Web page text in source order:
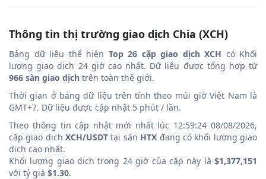
Thông tin thị trường giao dịch Chia (XCH)
Bảng dữ liệu thể hiện Top 26 cặp giao dịch XCH có Khối
lượng giao dịch 24 giờ cao nhất. Dữ liệu được tổng hợp từ
966 sàn giao dịch trên toàn thế giới.
Thời gian ở bảng dữ liệu trên tính theo múi giờ Việt Nam là
GMT+7. Dữ liệu được cập nhật 5 phút / lần.
Theo thông tin cập nhật mới nhất lúc 12:59:24 08/08/2026,
cặp giao dịchXCH/USDT tại sàn HTX đang có khối lượng giao
dịch cao nhất.
Khối lượng giao dịch trong 24 giờ của cặp này là $1,377,151
với tỷ giá $1.30.